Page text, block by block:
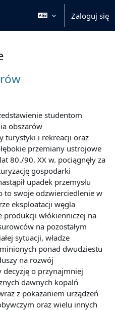
Zaloguj się
studentom
obszarów
turystyki i rekreacji oraz
przemiany ustrojowe
80./90. XX w. pociągnęły za
gospodarki
upadek przemysłu
to swoje odzwierciedlenie w
eksploatacji węgla
produkcji włókienniczej na
na pozostałym
sytuacji, władze
ponad dwudziestu
na rozwój
decyzję o przynajmniej
dawnych kopalń
z pokazaniem urządzeń
oraz wielu innych